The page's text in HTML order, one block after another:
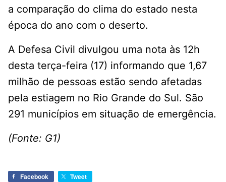
a comparação do clima do estado nesta
época do ano com o deserto.
A Defesa Civil divulgou uma nota às 12h
desta terça-feira (17) informando que 1,67
milhão de pessoas estão sendo afetadas
pela estiagem no Rio Grande do Sul. São
291 municípios em situação de emergência.
(Fonte: G1)
Facebook Tweet